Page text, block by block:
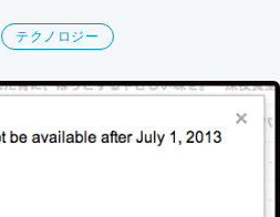
テクノロジー